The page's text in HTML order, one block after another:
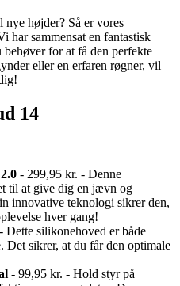
højder? Så er vores
har sammensat en fantastisk
for at få den perfekte
eller en erfaren røgner, vil
14
- 299,95 kr. - Denne
til at give dig en jævn og
innovative teknologi sikrer den,
hver gang!
Dette silikonehoved er både
Det sikrer, at du får den optimale
- 99,95 kr. - Hold styr på